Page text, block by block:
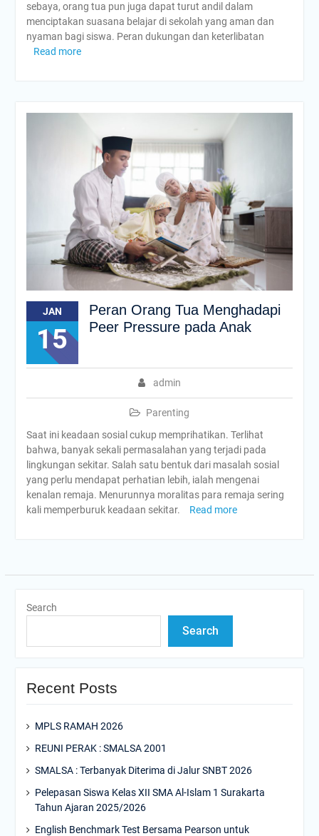
sebaya, orang tua pun juga dapat turut andil dalam
menciptakan suasana belajar di sekolah yang aman dan
nyaman bagi siswa. Peran dukungan dan keterlibatan
Read more
JAN
15
Peran Orang Tua Menghadapi
Peer Pressure pada Anak
admin
Parenting
Saat ini keadaan sosial cukup memprihatikan. Terlihat
bahwa, banyak sekali permasalahan yang terjadi pada
lingkungan sekitar. Salah satu bentuk dari masalah sosial
yang perlu mendapat perhatian lebih, ialah mengenai
kenalan remaja. Menurunnya moralitas para remaja sering
kali memperburuk keadaan sekitar.
Read more
Search
Search
Recent Posts
MPLS RAMAH 2026
REUNI PERAK : SMALSA 2001
SMALSA : Terbanyak Diterima di Jalur SNBT 2026
Pelepasan Siswa Kelas XII SMA Al-Islam 1 Surakarta
Tahun Ajaran 2025/2026
English Benchmark Test Bersama Pearson untuk